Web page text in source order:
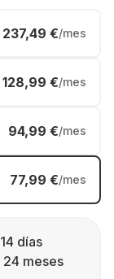
237,49 €/mes
128,99 €/mes
94,99 €/mes
77,99 €/mes
días
24 meses